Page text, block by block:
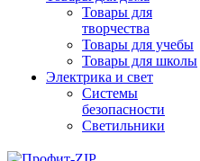
Товары для
творчества
Товары для учебы
Товары для школы
Электрика и свет
Системы
безопасности
Светильники